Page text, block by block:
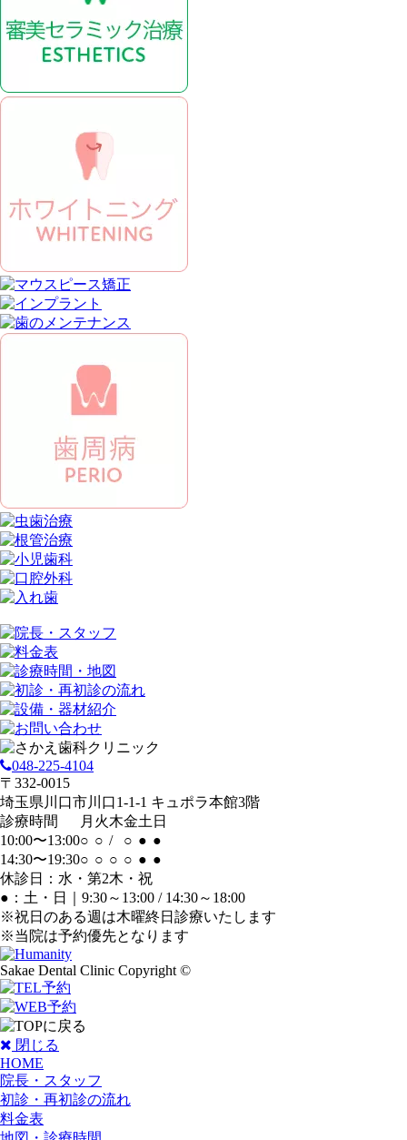
048-225-4104
〒332-0015
埼玉県川口市川口1-1-1 キュポラ本館3階
診療時間
月 火木金土 日
10:00〜13:00○ ○ / ○ ● ●
14:30〜19:30○ ○ ○ ○ ● ●
休診日：水・第2木・祝
●：土・日｜9:30～13:00 / 14:30～18:00
※祝日のある週は木曜終日診療いたします
※当院は予約優先となります
Sakae Dental Clinic Copyright ©
閉じる
HOME
院長・スタッフ
初診・再初診の流れ
料金表